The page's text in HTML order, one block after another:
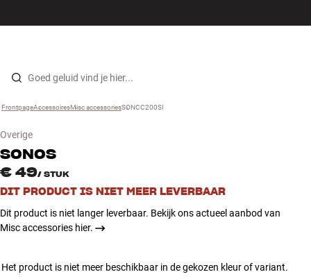
Skip to content
Luidsprekers
Koptelefoons
Surround
Tv
Frontpage ›
Accessoires ›
Misc accessories ›
SONCC200SI
Overige
SONOS
€ 49/ STUK
DIT PRODUCT IS NIET MEER LEVERBAAR
Dit product is niet langer leverbaar. Bekijk ons actueel aanbod van
Misc accessories hier.
Het product is niet meer beschikbaar in de gekozen kleur of variant.